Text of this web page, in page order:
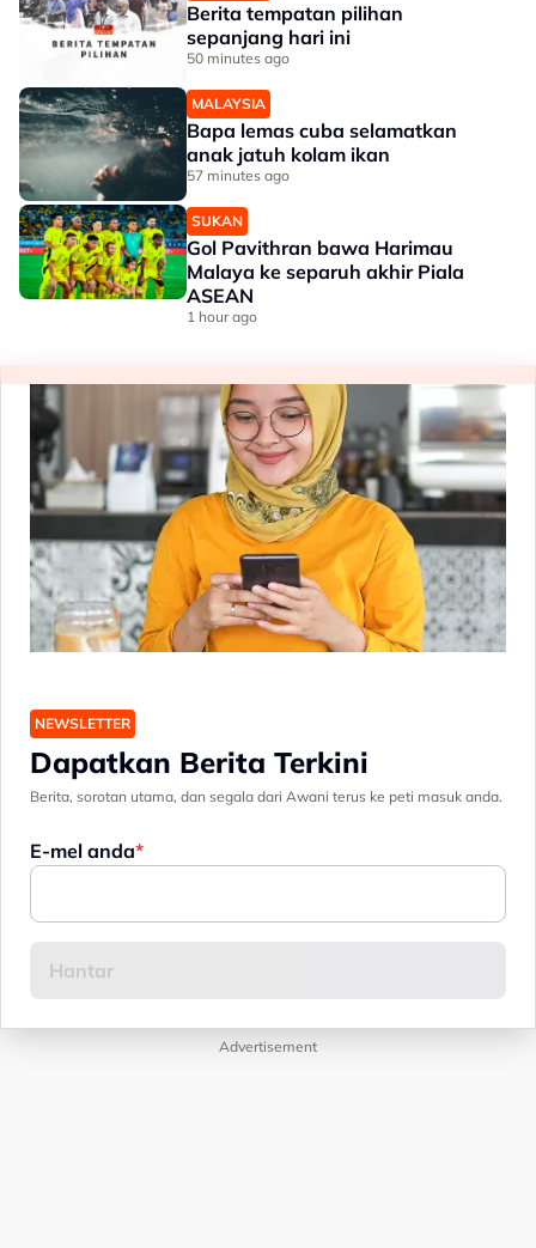
Berita tempatan pilihan
sepanjang hari ini
50 minutes ago
MALAYSIA
Bapa lemas cuba selamatkan
anak jatuh kolam ikan
57 minutes ago
SUKAN
Gol Pavithran bawa Harimau
Malaya ke separuh akhir Piala
ASEAN
1 hour ago
NEWSLETTER
Dapatkan Berita Terkini
Berita, sorotan utama, dan segala dari Awani terus ke peti masuk anda.
E-mel anda
Advertisement